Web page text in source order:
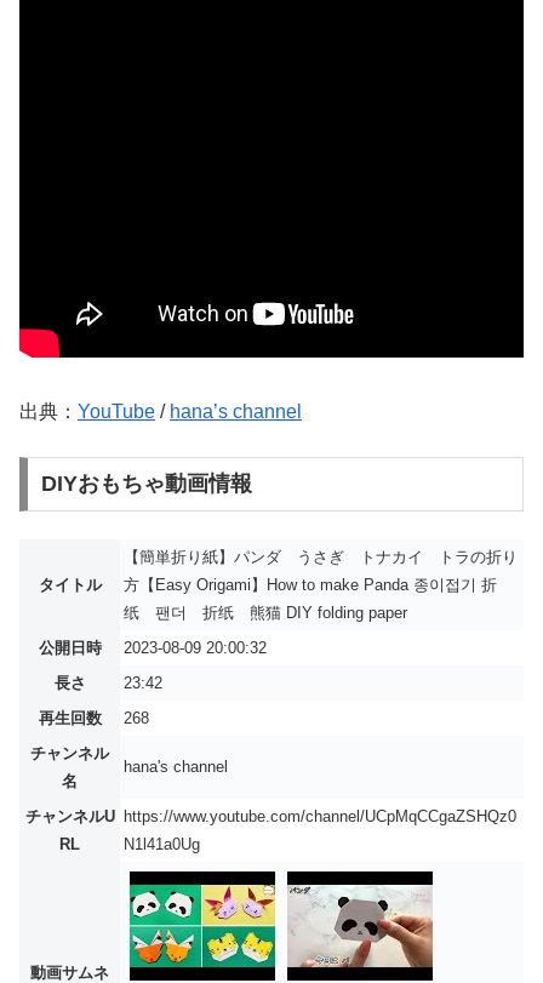
出典： YouTube / hana’s channel
DIYおもちゃ動画情報
タイトル
【簡単折り紙】パンダ うさぎ トナカイ トラの折り
方【Easy Origami】How to make Panda 종이접기 折
纸 팬더 折纸 熊猫 DIY folding paper
公開日時
2023-08-09 20:00:32
長さ
23:42
再生回数
268
チャンネル
名
hana's channel
チャンネルU
RL
https://www.youtube.com/channel/UCpMqCCgaZSHQz0
N1l41a0Ug
動画サムネ